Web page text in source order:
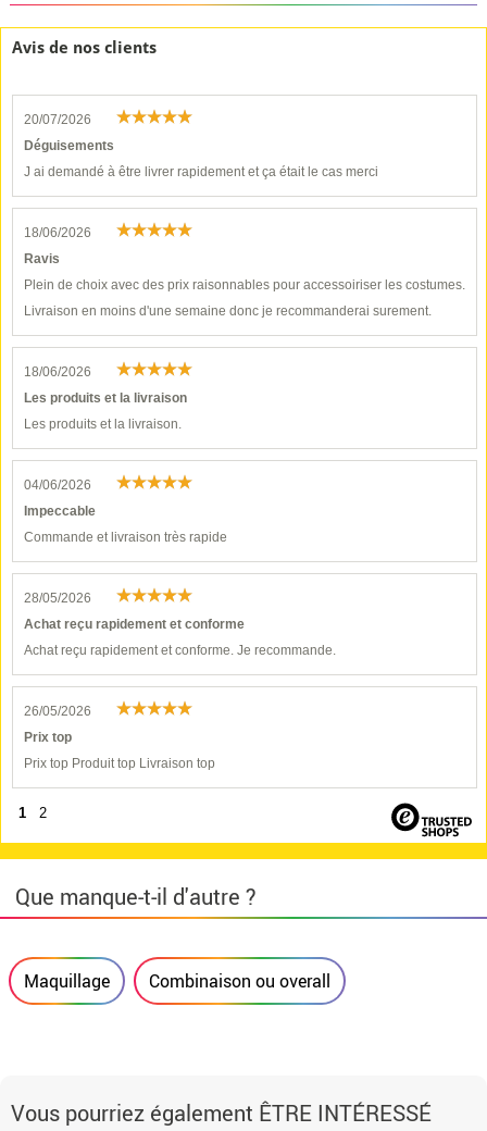
Avis de nos clients
20/07/2026
Déguisements
J ai demandé à être livrer rapidement et ça était le cas merci
18/06/2026
Ravis
Plein de choix avec des prix raisonnables pour accessoiriser les costumes.
Livraison en moins d'une semaine donc je recommanderai surement.
18/06/2026
Les produits et la livraison
Les produits et la livraison.
04/06/2026
Impeccable
Commande et livraison très rapide
28/05/2026
Achat reçu rapidement et conforme
Achat reçu rapidement et conforme. Je recommande.
26/05/2026
Prix top
Prix top Produit top Livraison top
1 2
Que manque-t-il d'autre ?
Maquillage Combinaison ou overall
Vous pourriez également ÊTRE INTÉRESSÉ